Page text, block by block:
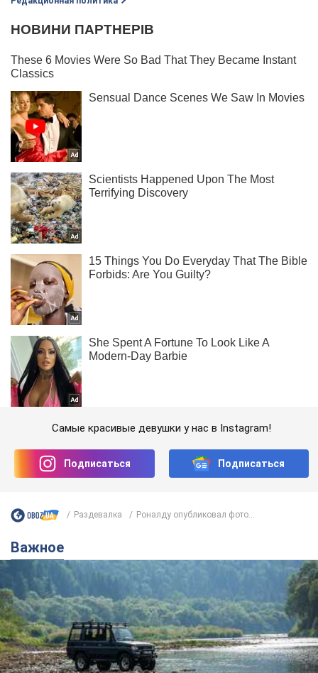
Самые красивые девушки у нас в Instagram!
Подписаться Подписаться
Раздевалка Роналду опубликовал фото...
Важное